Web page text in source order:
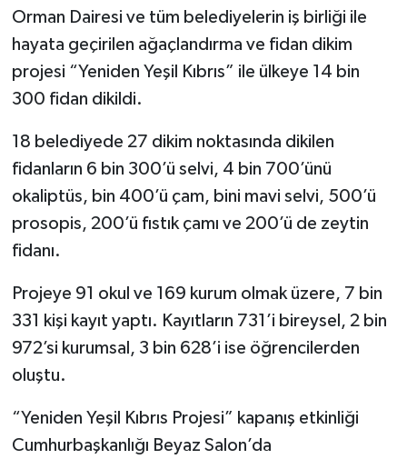
Orman Dairesi ve tüm belediyelerin iş birliği ile
hayata geçirilen ağaçlandırma ve fidan dikim
projesi “Yeniden Yeşil Kıbrıs” ile ülkeye 14 bin
300 fidan dikildi.
18 belediyede 27 dikim noktasında dikilen
fidanların 6 bin 300’ü selvi, 4 bin 700’ünü
okaliptüs, bin 400’ü çam, bini mavi selvi, 500’ü
prosopis, 200’ü fıstık çamı ve 200’ü de zeytin
fidanı.
Projeye 91 okul ve 169 kurum olmak üzere, 7 bin
331 kişi kayıt yaptı. Kayıtların 731’i bireysel, 2 bin
972’si kurumsal, 3 bin 628’i ise öğrencilerden
oluştu.
“Yeniden Yeşil Kıbrıs Projesi” kapanış etkinliği
Cumhurbaşkanlığı Beyaz Salon’da